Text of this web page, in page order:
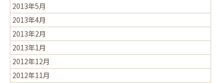
2013年5月
2013年4月
2013年2月
2013年1月
2012年12月
2012年11月